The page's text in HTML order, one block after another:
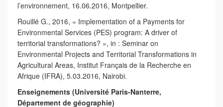
l’environnement, 16.06.2016, Montpellier.
Rouillé G., 2016, « Implementation of a Payments for
Environmental Services (PES) program: A driver of
territorial transformations? », in : Seminar on
Environmental Projects and Territorial Transformations in
Agricultural Areas, Institut Français de la Recherche en
Afrique (IFRA), 5.03.2016, Nairobi.
Enseignements (Université Paris-Nanterre,
Département de géographie)